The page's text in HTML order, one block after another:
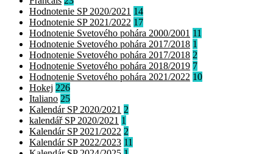
Hodnotenie SP 2020/2021 14
Hodnotenie SP 2021/2022 17
Hodnotenie Svetového pohára 2000/2001 11
Hodnotenie Svetového pohára 2017/2018 1
Hodnotenie Svetového pohára 2017/2018 2
Hodnotenie Svetového pohára 2018/2019 7
Hodnotenie Svetového pohára 2021/2022 10
Hokej 226
Italiano 25
Kalendár SP 2020/2021 2
kalendář SP 2020/2021 1
Kalendár SP 2021/2022 2
Kalendár SP 2022/2023 11